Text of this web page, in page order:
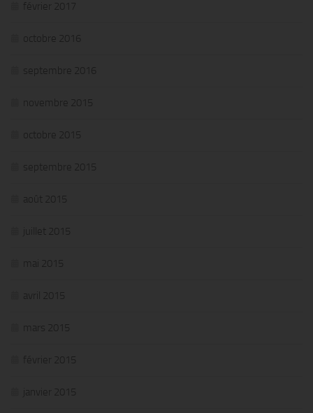
février 2017
octobre 2016
septembre 2016
novembre 2015
octobre 2015
septembre 2015
août 2015
juillet 2015
mai 2015
avril 2015
mars 2015
février 2015
janvier 2015